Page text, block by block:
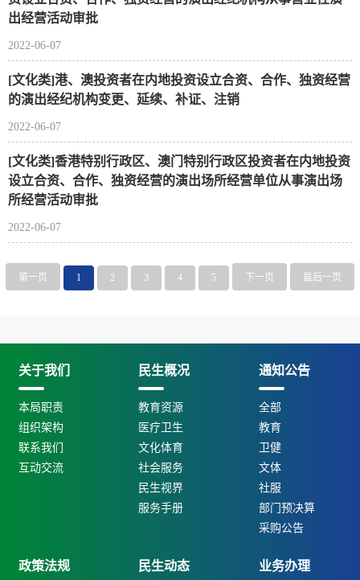
出经营活动审批
2022-06-07
[文化类]港、澳投资者在内地投资设立合资、合作、独资经营
的演出经纪机构变更、延续、补证、注销
2022-06-07
[文化类]香港特别行政区、澳门特别行政区投资者在内地投资
设立合资、合作、独资经营的演出场所经营单位从事演出场
所经营活动审批
2022-06-07
第一页 1 2 3 4 5 下一页 最后一页
关于我们
本局职责
组织架构
联系我们
互动交流
民生概况
教育资源
医疗卫生
文化体育
社会服务
民生视界
服务手册
通知公告
全部
教育
卫健
文体
社服
部门预决算
采购公告
政策法规 民生动态 业务办理